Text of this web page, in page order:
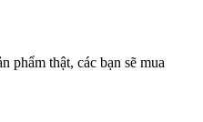
phẩm thật, các bạn sẽ mua